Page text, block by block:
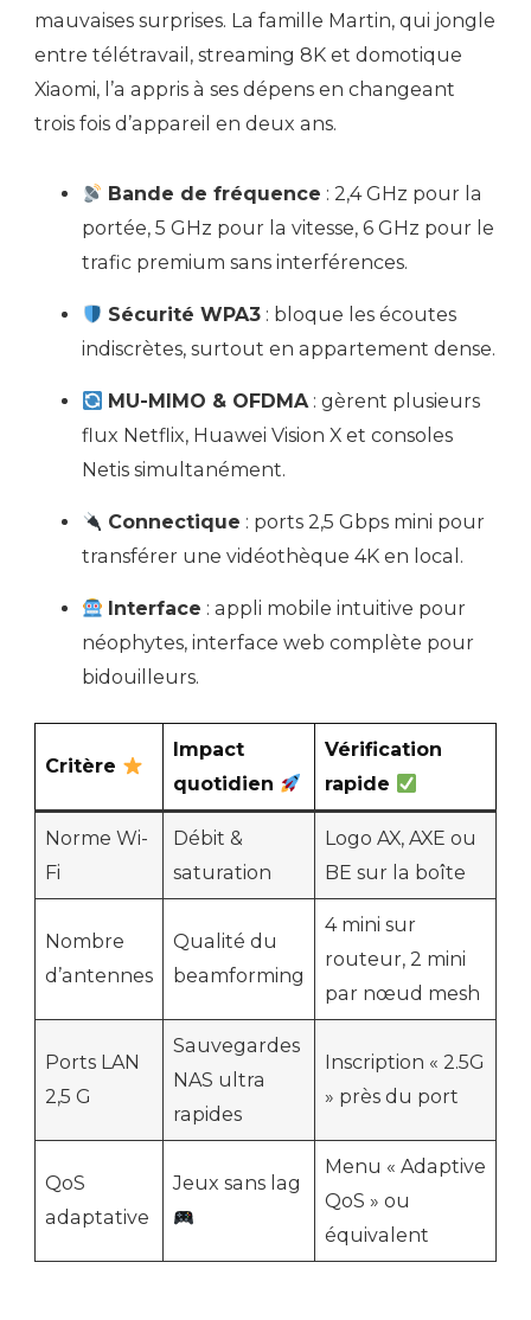
mauvaises surprises. La famille Martin, qui jongle
entre télétravail, streaming 8K et domotique
Xiaomi, l’a appris à ses dépens en changeant
trois fois d’appareil en deux ans.
Bande de fréquence : 2,4 GHz pour la
portée, 5 GHz pour la vitesse, 6 GHz pour le
trafic premium sans interférences.
Sécurité WPA3 : bloque les écoutes
indiscrètes, surtout en appartement dense.
MU-MIMO & OFDMA: gèrent plusieurs
flux Netflix, Huawei Vision X et consoles
Netis simultanément.
Connectique : ports 2,5 Gbps mini pour
transférer une vidéothèque 4K en local.
Interface : appli mobile intuitive pour
néophytes, interface web complète pour
bidouilleurs.
Critère
Impact
quotidien
Vérification
rapide
Norme Wi-
Fi
Débit &
saturation
Logo AX, AXE ou
BE sur la boîte
Nombre
d’antennes
Qualité du
beamforming
4 mini sur
routeur, 2 mini
par nœud mesh
Ports LAN
2,5 G
Sauvegardes
NAS ultra
rapides
Inscription « 2.5G
» près du port
QoS
adaptative
Jeux sans lag
Menu « Adaptive
QoS » ou
équivalent